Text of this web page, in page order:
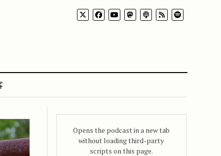
Opens the podcast in a new tab
without loading third-party
scripts on this page.